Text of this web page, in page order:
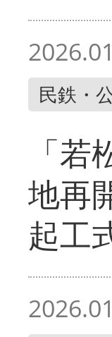
民鉄・
「
地再
起工